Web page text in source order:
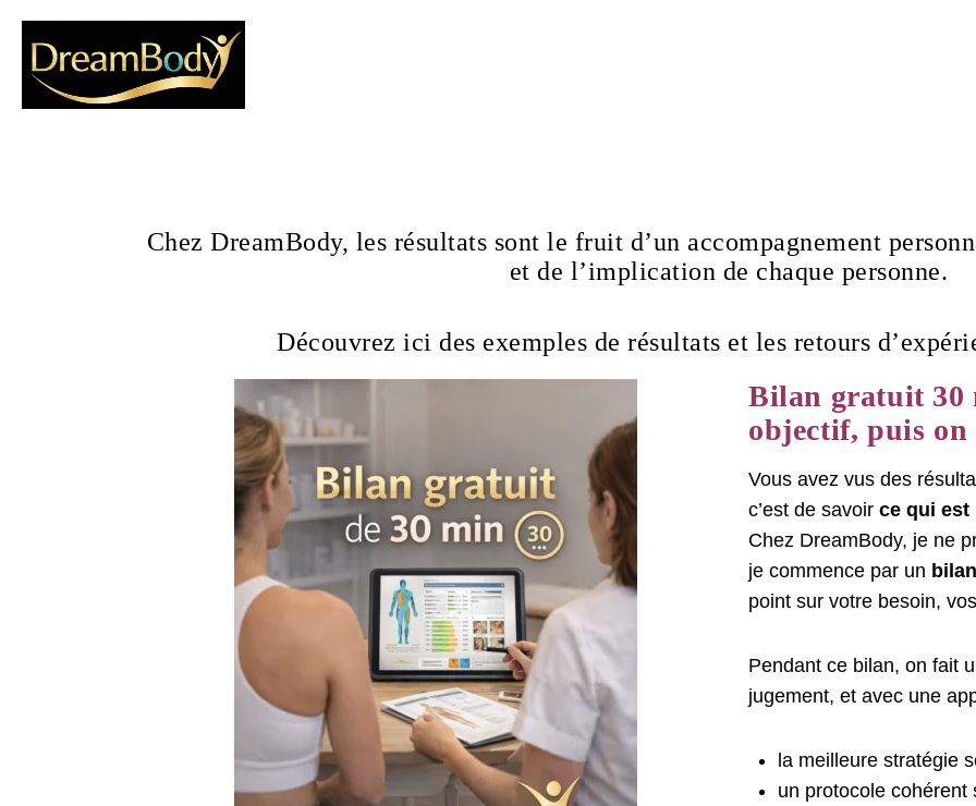
Chez DreamBody, les résultats sont le fruit d’un accompagnement
et de l’implication de chaque personne.
Découvrez ici des exemples de résultats et les retours
Bilan gratuit 30
objectif, puis
Vous avez vus des
c’est de savoir ce qui est
Chez DreamBody, je ne
je commence par un
point sur votre besoin,
Pendant ce bilan, on fait
jugement, et avec une
la meilleure stratégie
un protocole cohérent